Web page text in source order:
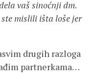
vaš sinoćnji dm.
mislili išta loše jer
drugih razloga
partnerkama…